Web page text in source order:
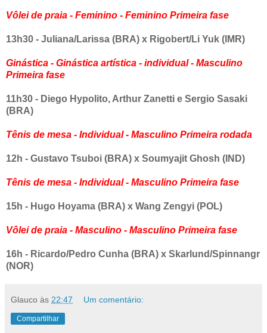
Vôlei de praia - Feminino - Feminino Primeira fase
13h30 - Juliana/Larissa (BRA) x Rigobert/Li Yuk (IMR)
Ginástica - Ginástica artística - individual - Masculino
Primeira fase
11h30 - Diego Hypolito, Arthur Zanetti e Sergio Sasaki
(BRA)
Tênis de mesa - Individual - Masculino Primeira rodada
12h - Gustavo Tsuboi (BRA) x Soumyajit Ghosh (IND)
Tênis de mesa - Individual - Masculino Primeira fase
15h - Hugo Hoyama (BRA) x Wang Zengyi (POL)
Vôlei de praia - Masculino - Masculino Primeira fase
16h - Ricardo/Pedro Cunha (BRA) x Skarlund/Spinnangr
(NOR)
Glauco às 22:47 Um comentário:
Compartilhar